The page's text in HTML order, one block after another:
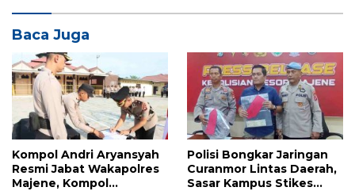
Baca Juga
Kompol Andri Aryansyah
Resmi Jabat Wakapolres
Majene, Kompol
Polisi Bongkar Jaringan
Curanmor Lintas Daerah,
Sasar Kampus Stikes